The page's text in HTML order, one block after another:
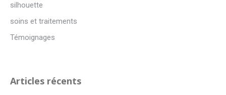
silhouette
soins et traitements
Témoignages
Articles récents